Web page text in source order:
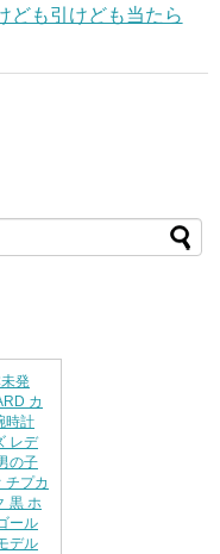
ども引けども当たら
発
カ
時計
レデ
の子
チプカ
黒 ホ
ール
デル